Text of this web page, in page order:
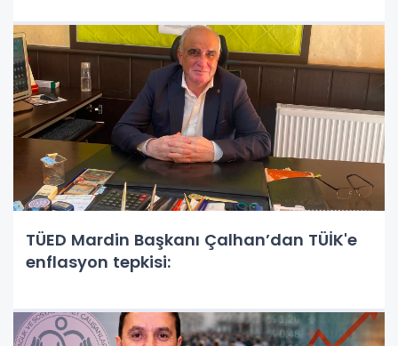
TÜED Mardin Başkanı Çalhan’dan TÜİK'e
enflasyon tepkisi: